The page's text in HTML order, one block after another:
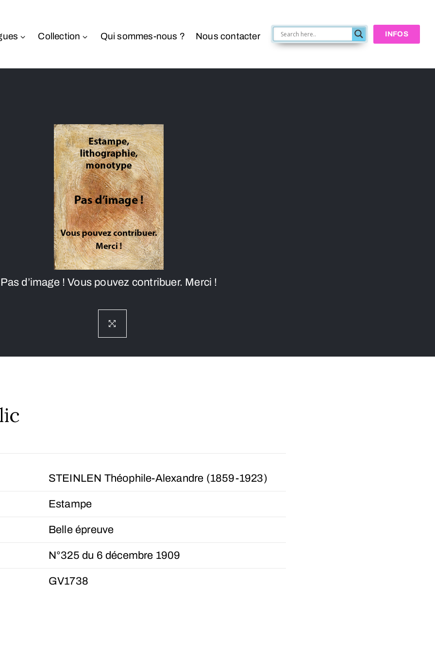
Collection Qui sommes-nous ? Nous contacter INFOS
Pas d’image ! Vous pouvez contribuer. Merci !
STEINLEN Théophile-Alexandre (1859-1923)
Estampe
Belle épreuve
N°325 du 6 décembre 1909
GV1738